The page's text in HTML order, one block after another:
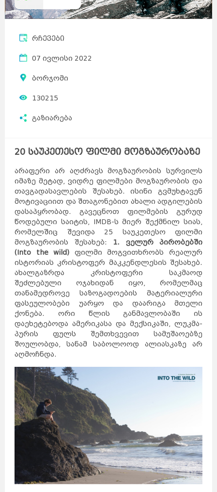
რჩევები
07 ივლისი 2022
ბორჯომი
130215
გაზიარება
20 საუკეთესო ფილმი მოგზაურობაზე
არაფერი არ აღძრავს მოგზაურობის სურვილს
იმაზე მეტად, ვიდრე ფილმები მოგზაურობის და
თავგადასავლების შესახებ. ისინი გვმუხტავენ
მოტივაციით და შთაგონებით ახალი ადგილების
დასაპყრობად. გავეცნოთ ფილმების გურუდ
წოდებული საიტის, IMDB-ს მიერ შექმნილ სიას,
რომელშიც შევიდა 25 საუკეთესო ფილმი
მოგზაურობის შესახებ:
1. ველურ პირობებში
(Into the wild) ფილმი მოგვითხრობს რეალურ
ისტორიას კრისტოფერ მაკკენდლესის შესახებ.
ახალგაზრდა კრისტოფერი საკმაოდ
შეძლებული ოჯახიდან იყო, რომელმაც
თანამედროვე საზოგადოების მატერიალური
ფასეულობები უარყო და დაარიგა მთელი
ქონება. ორი წლის განმავლობაში ის
დაეხეტებოდა ამერიკასა და მექსიკაში, ლუკმა-
პურის ფულს შემთხვევით სამუშაოებზე
შოულობდა, სანამ საბოლოოდ ალიასკაზე არ
აღმოჩნდა.